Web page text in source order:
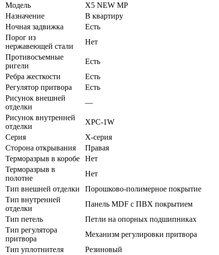
Модель
Х5 NEW MP
Назначение
В квартиру
Ночная задвижка
Есть
Порог из
нержавеющей стали
Нет
Противосъемные
ригели
Есть
Ребра жесткости
Есть
Регулятор притвора
Есть
Рисунок внешней
отделки
—
Рисунок внутренней
отделки
XPC-1W
Серия
Х-серия
Сторона открывания
Правая
Терморазрыв в коробе
Нет
Терморазрыв в
полотне
Нет
Тип внешней отделки
Порошково-полимерное покрытие
Тип внутренней
отделки
Панель MDF с ПВХ покрытием
Тип петель
Петли на опорных подшипниках
Тип регулятора
притвора
Механизм регулировки притвора
Тип уплотнителя
Резиновый